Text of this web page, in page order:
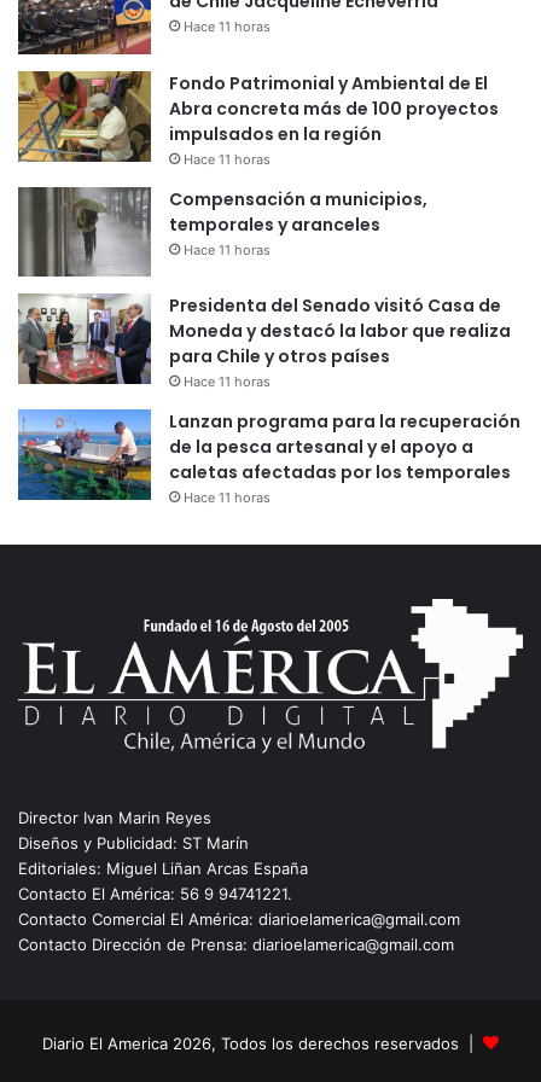
Hace 11 horas
Fondo Patrimonial y Ambiental de El
Abra concreta más de 100 proyectos
impulsados en la región
Hace 11 horas
Compensación a municipios,
temporales y aranceles
Hace 11 horas
Presidenta del Senado visitó Casa de
Moneda y destacó la labor que realiza
para Chile y otros países
Hace 11 horas
Lanzan programa para la recuperación
de la pesca artesanal y el apoyo a
caletas afectadas por los temporales
Hace 11 horas
Director Ivan Marin Reyes
Diseños y Publicidad: ST Marín
Editoriales: Miguel Liñan Arcas España
Contacto El América: 56 9 94741221.
Contacto Comercial El América: diarioelamerica@gmail.com
Contacto Dirección de Prensa: diarioelamerica@gmail.com
Diario El America 2026, Todos los derechos reservados |